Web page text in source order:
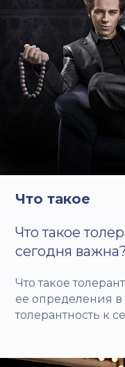
Что такое
Что такое
сегодня важна?
Что такое
ее определения в
толерантность к